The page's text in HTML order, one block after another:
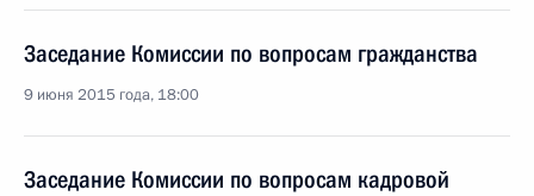
Заседание Комиссии по вопросам гражданства
9 июня 2015 года, 18:00
Заседание Комиссии по вопросам кадровой